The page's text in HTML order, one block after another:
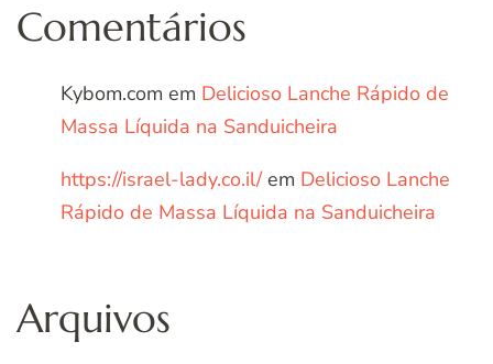
Comentários
Kybom.com em Delicioso Lanche Rápido de
Massa Líquida na Sanduicheira
https://israel-lady.co.il/em Delicioso Lanche
Rápido de Massa Líquida na Sanduicheira
Arquivos